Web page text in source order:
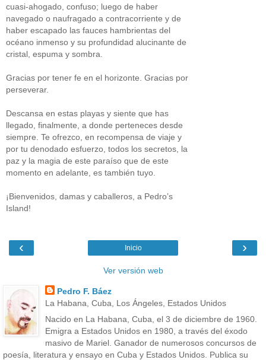
cuasi-ahogado, confuso; luego de haber
navegado o naufragado a contracorriente y de
haber escapado las fauces hambrientas del
océano inmenso y su profundidad alucinante de
cristal, espuma y sombra.
Gracias por tener fe en el horizonte. Gracias por
perseverar.
Descansa en estas playas y siente que has
llegado, finalmente, a donde perteneces desde
siempre. Te ofrezco, en recompensa de viaje y
por tu denodado esfuerzo, todos los secretos, la
paz y la magia de este paraíso que de este
momento en adelante, es también tuyo.
¡Bienvenidos, damas y caballeros, a Pedro’s
Island!
‹ ›
Inicio
Ver versión web
Pedro F. Báez
La Habana, Cuba, Los Ángeles, Estados Unidos
Nacido en La Habana, Cuba, el 3 de diciembre de 1960.
Emigra a Estados Unidos en 1980, a través del éxodo
masivo de Mariel. Ganador de numerosos concursos de
poesía, literatura y ensayo en Cuba y Estados Unidos. Publica su